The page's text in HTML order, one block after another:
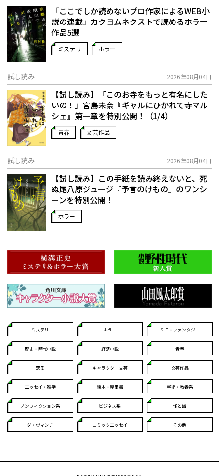
「ここでしか読めないプロ作家によるWEB小
説の連載」――カクヨムネクストで読めるホラー
作品5選
ミステリ ホラー
試し読み 2026年08月04日
【試し読み】「このお寺をもっと有名にした
いの！」宮島未奈『ギャルにひかれて寺マル
シェ』第一章を特別公開！（1/4）
青春 文芸作品
試し読み 2026年08月04日
【試し読み】この手紙を読み終えないと、死
ぬ――尾八原ジュージ『予言のけもの』のワンシ
ーンを特別公開！
ホラー
ミステリ ホラー ＳＦ・ファンタジー
歴史・時代小説 経済小説 青春
恋愛 キャラクター文芸 文芸作品
エッセイ・雑学 絵本・児童書 学術・教養系
ノンフィクション系 ビジネス系 怪と幽
ダ・ヴィンチ コミックエッセイ その他